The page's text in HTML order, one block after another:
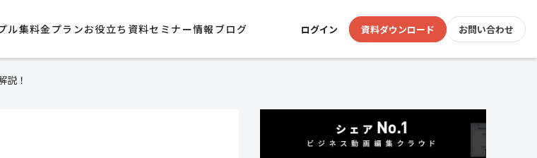
ル集​料金プランお役立ち資料セミナー情報 ブログ ログイン 資料ダウンロード お問い合わせ
説！